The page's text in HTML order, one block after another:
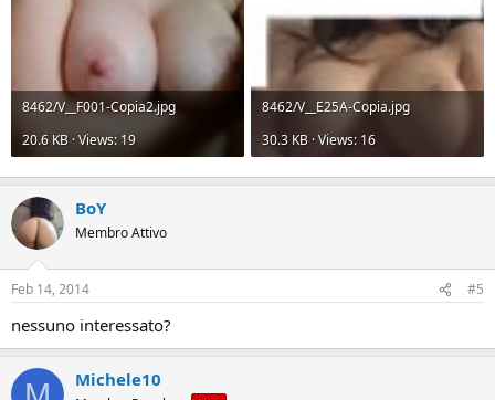
8462/V__F001-Copia2.jpg
20.6 KB · Views: 19
8462/V__E25A-Copia.jpg
30.3 KB · Views: 16
BoY
Membro Attivo
Feb 14, 2014 #5
nessuno interessato?
Michele10